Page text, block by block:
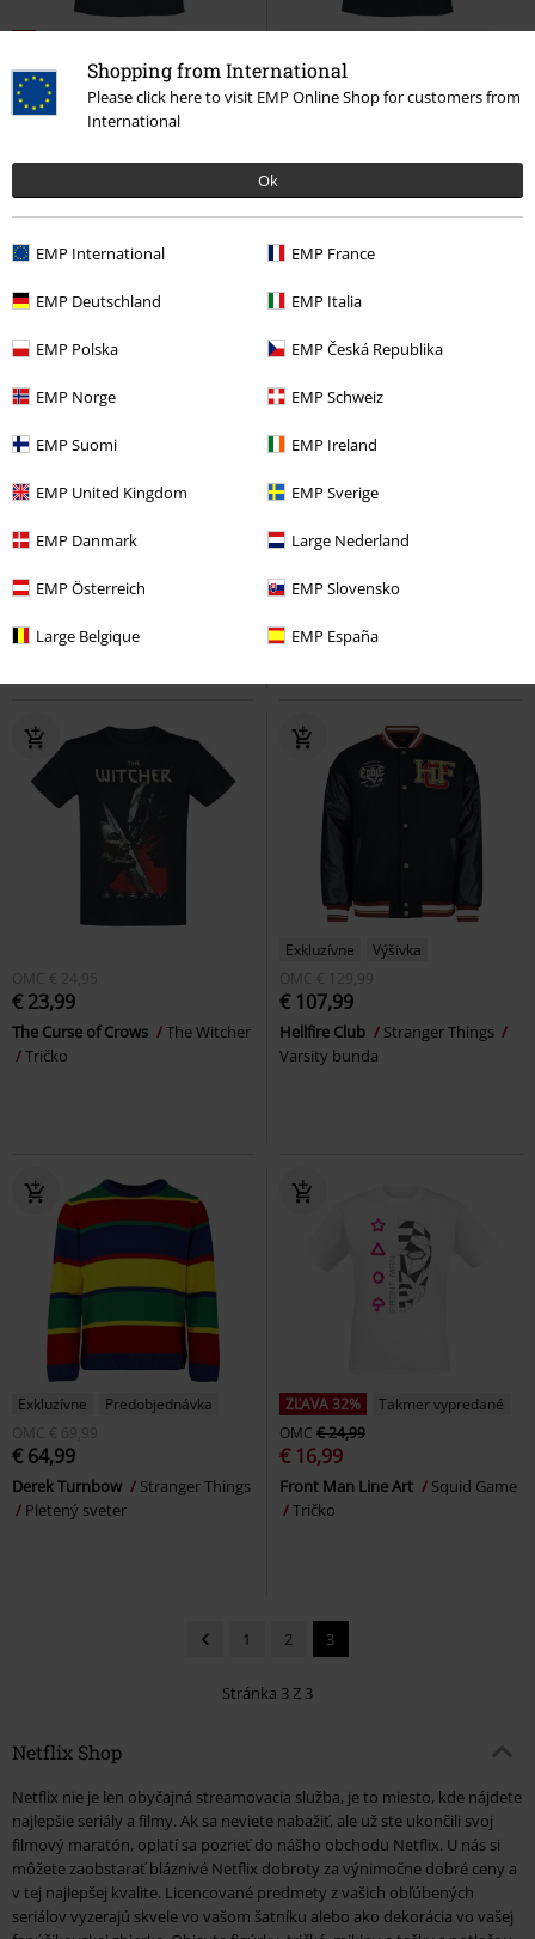
Shopping from International
Please click here to visit EMP Online Shop for customers from
International
Ok
EMP International EMP France
EMP Deutschland EMP Italia
EMP Polska EMP Česká Republika
EMP Norge EMP Schweiz
EMP Suomi EMP Ireland
EMP United Kingdom EMP Sverige
EMP Danmark Large Nederland
EMP Österreich EMP Slovensko
Large Belgique EMP España
Od € 15,99
Front Man and Group Overlay
OMCOd€ 24,99
Od€ 19,99
% Exkluzívne
€ 42,99
Hellfire Club
Stranger Things
Mikina s kapucňou
Takmer vypredané
€ 140,99
Hellfire Club
Stranger Things
Parka
OMC € 24,95
€ 23,99
The Curse of Crows
The Witcher
Tričko
Exkluzívne
Výšivka
OMC € 129,99
€ 107,99
Hellfire Club
Stranger Things
Varsity bunda
Exkluzívne
Predobjednávka
OMC € 69,99
€ 64,99
Derek Turnbow
Stranger Things
Pletený sveter
ZĽAVA 32%
Takmer vypredané
OMC € 24,99
€ 16,99
Front Man Line Art
Squid Game
Tričko
1 2 3
Stránka 3 Z 3
Netflix Shop
Netflix nie je len obyčajná streamovacia služba, je to miesto, kde nájdete
najlepšie seriály a filmy. Ak sa neviete nabažiť, ale už ste ukončili svoj
filmový maratón, oplatí sa pozrieť do nášho obchodu Netflix. U nás si
môžete zaobstarať bláznivé Netflix dobroty za výnimočne dobré ceny a
v tej najlepšej kvalite. Licencované predmety z vašich obľúbených
seriálov vyzerajú skvele vo vašom šatníku alebo ako dekorácia vo vašej